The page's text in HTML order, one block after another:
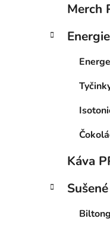
Merch
Káva
Biltong